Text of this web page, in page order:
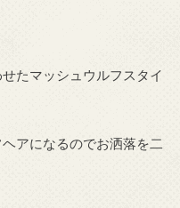
たマッシュウルフスタイ
アになるのでお洒落を二